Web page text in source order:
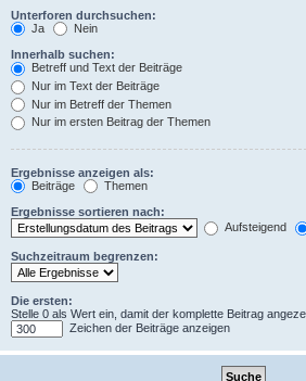
Unterforen durchsuchen:
Ja
Nein
Innerhalb suchen:
Betreff und Text der Beiträge
Nur im Text der Beiträge
Nur im Betreff der Themen
Nur im ersten Beitrag der Themen
Ergebnisse anzeigen als:
Beiträge
Themen
Ergebnisse sortieren nach:
Aufsteigend
Suchzeitraum begrenzen:
Die ersten:
Stelle 0 als Wert ein, damit der komplette Beitrag
Zeichen der Beiträge anzeigen